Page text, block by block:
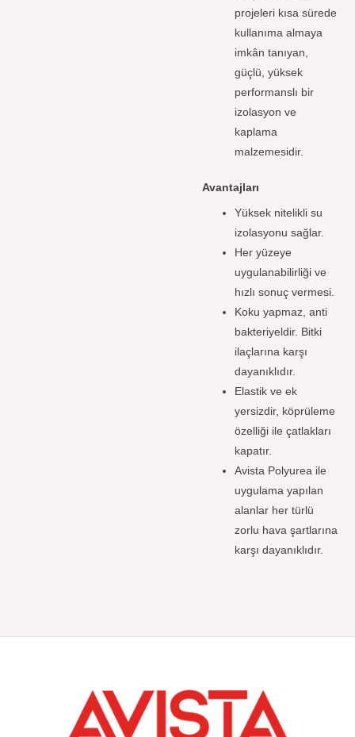
projeleri kısa sürede
kullanıma almaya
imkân tanıyan,
güçlü, yüksek
performanslı bir
izolasyon ve
kaplama
malzemesidir.
Avantajları
Yüksek nitelikli su
izolasyonu sağlar.
Her yüzeye
uygulanabilirliği ve
hızlı sonuç vermesi.
Koku yapmaz, anti
bakteriyeldir. Bitki
ilaçlarına karşı
dayanıklıdır.
Elastik ve ek
yersizdir, köprüleme
özelliği ile çatlakları
kapatır.
Avista Polyurea ile
uygulama yapılan
alanlar her türlü
zorlu hava şartlarına
karşı dayanıklıdır.